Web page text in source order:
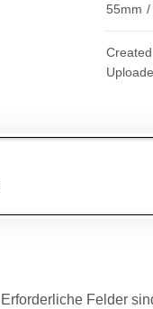
55mm /
Created
Erforderliche Felder